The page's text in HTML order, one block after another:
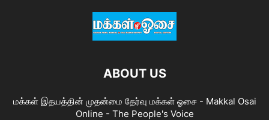
ABOUT US
மக்கள் இதயத்தின் முதன்மை தேர்வு மக்கள் ஓசை - Makkal Osai
Online - The People's Voice